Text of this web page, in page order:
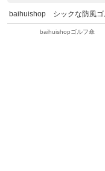
baihuishop シックな防風ゴ
baihuishopゴルフ傘